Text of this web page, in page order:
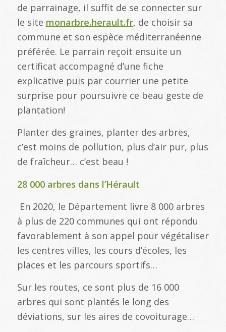
de parrainage, il suffit de se connecter sur
le site monarbre.herault.fr, de choisir sa
commune et son espèce méditerranéenne
préférée. Le parrain reçoit ensuite un
certificat accompagné d’une fiche
explicative puis par courrier une petite
surprise pour poursuivre ce beau geste de
plantation!
Planter des graines, planter des arbres,
c’est moins de pollution, plus d’air pur, plus
de fraîcheur… c’est beau !
28 000 arbres dans l’Hérault
En 2020, le Département livre 8 000 arbres
à plus de 220 communes qui ont répondu
favorablement à son appel pour végétaliser
les centres villes, les cours d’écoles, les
places et les parcours sportifs…
Sur les routes, ce sont plus de 16 000
arbres qui sont plantés le long des
déviations, sur les aires de covoiturage…